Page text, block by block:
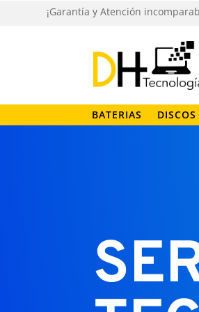
¡Garantía y Atención
BATERIAS